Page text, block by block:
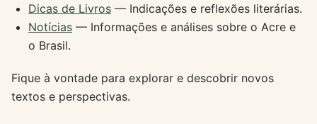
Dicas de Livros — Indicações e reflexões literárias.
Notícias — Informações e análises sobre o Acre e
o Brasil.
Fique à vontade para explorar e descobrir novos
textos e perspectivas.